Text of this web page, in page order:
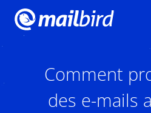
Comment
des e-mails